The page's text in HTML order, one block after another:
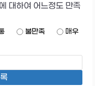
대하여 어느정도 만족
불만족
매우